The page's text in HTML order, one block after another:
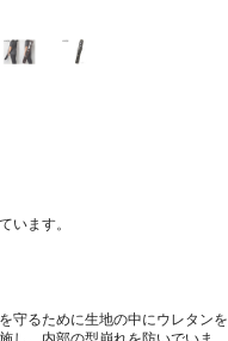
います。
守るために生地の中にウレタンを